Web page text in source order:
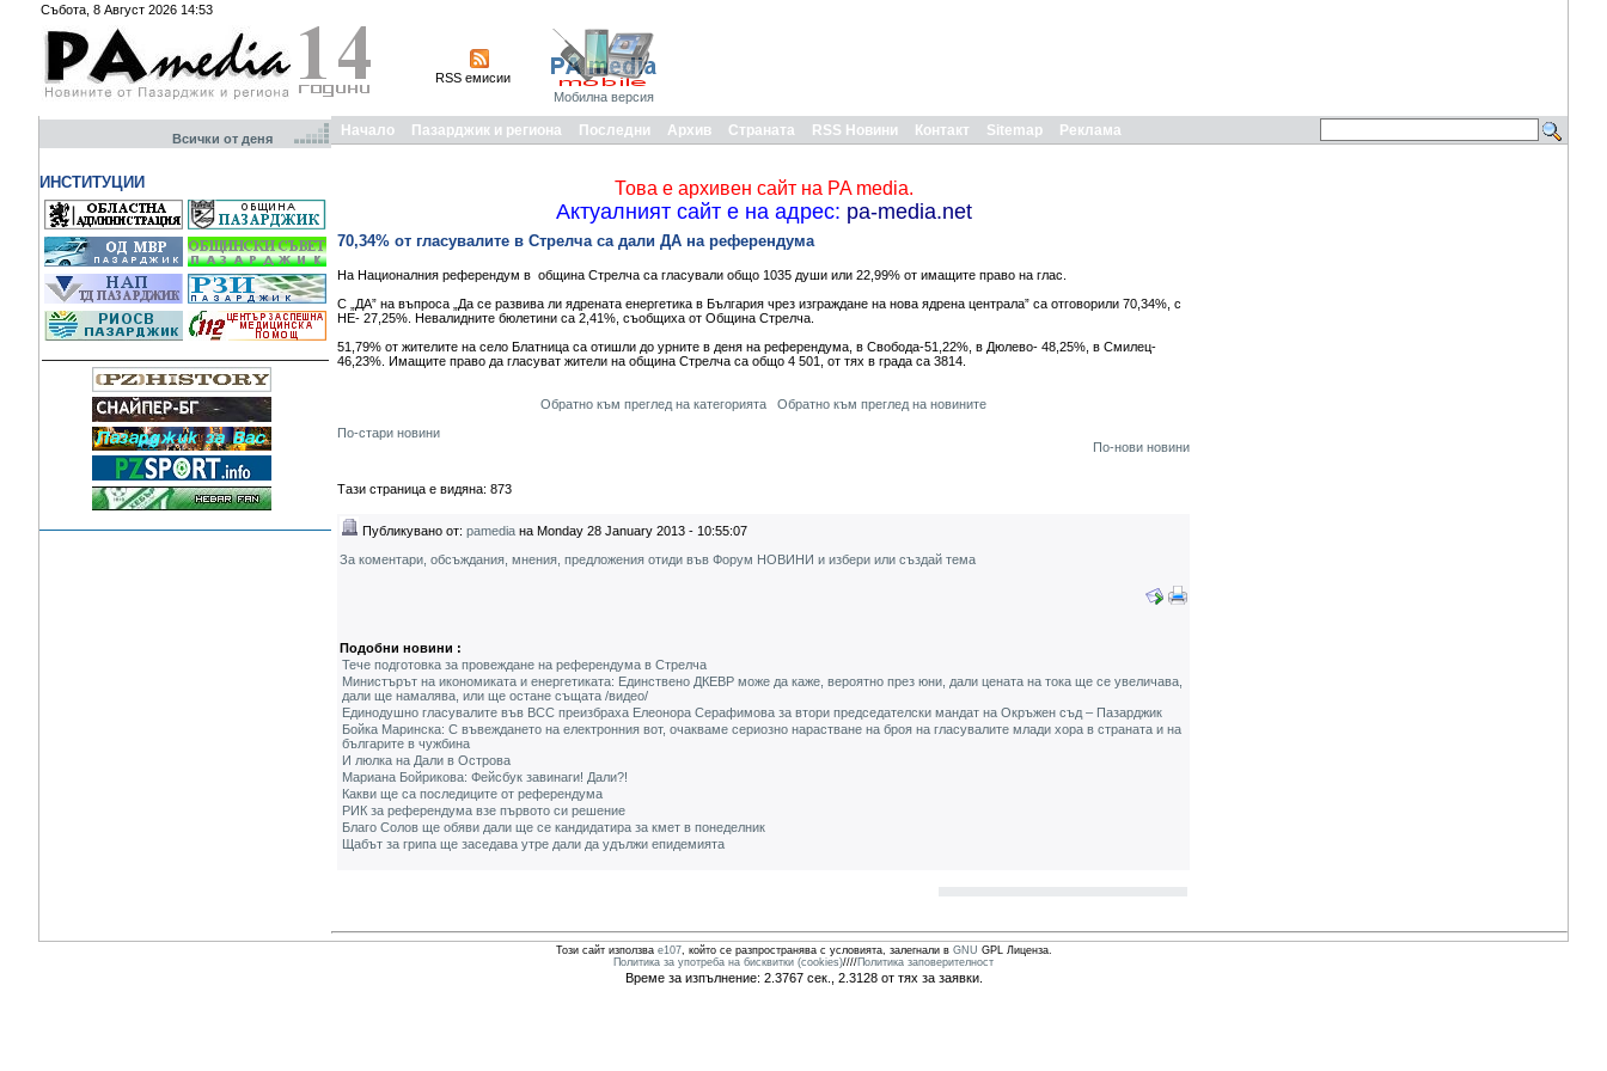
Събота, 8 Август 2026 14:53
RSS емисии
Мобилна версия
Всички от деня
ИНСТИТУЦИИ
Начало Пазарджик и региона Последни Архив Страната RSS Новини Контакт Sitemap Реклама
Това е архивен сайт на PA media.
Актуалният сайт е на адрес: pa-media.net
70,34% от гласувалите в Стрелча са дали ДА на референдума
На Националния референдум в община Стрелча са гласували общо 1035 души или 22,99% от имащите право на глас.
С „ДА” на въпроса „Да се развива ли ядрената енергетика в България чрез изграждане на нова ядрена централа” са отговорили 70,34%, с
НЕ- 27,25%. Невалидните бюлетини са 2,41%, съобщиха от Община Стрелча.
51,79% от жителите на село Блатница са отишли до урните в деня на референдума, в Свобода-51,22%, в Дюлево- 48,25%, в Смилец-
46,23%. Имащите право да гласуват жители на община Стрелча са общо 4 501, от тях в града са 3814.
Обратно към преглед на категорията
Обратно към преглед на новините
По-стари новини
По-нови новини
Тази страница е видяна: 873
Публикувано от: pamedia на Monday 28 January 2013 - 10:55:07
За коментари, обсъждания, мнения, предложения отиди във Форум НОВИНИ и избери или създай тема
Подобни новини :
Тече подготовка за провеждане на референдума в Стрелча
Министърът на икономиката и енергетиката: Единствено ДКЕВР може да каже, вероятно през юни, дали цената на тока ще се увеличава,
дали ще намалява, или ще остане същата /видео/
Единодушно гласувалите във ВСС преизбраха Елеонора Серафимова за втори председателски мандат на Окръжен съд – Пазарджик
Бойка Маринска: С въвеждането на електронния вот, очакваме сериозно нарастване на броя на гласувалите млади хора в страната и на
българите в чужбина
И люлка на Дали в Острова
Мариана Бойрикова: Фейсбук завинаги! Дали?!
Какви ще са последиците от референдума
РИК за референдума взе първото си решение
Благо Солов ще обяви дали ще се кандидатира за кмет в понеделник
Щабът за грипа ще заседава утре дали да удължи епидемията
Този сайт използва e107, който се разпространява с условията, залегнали в GNU GPL Лиценза.
Политика за употреба на бисквитки (cookies)////Политика заповерителност
Време за изпълнение: 2.3767 сек., 2.3128 от тях за заявки.